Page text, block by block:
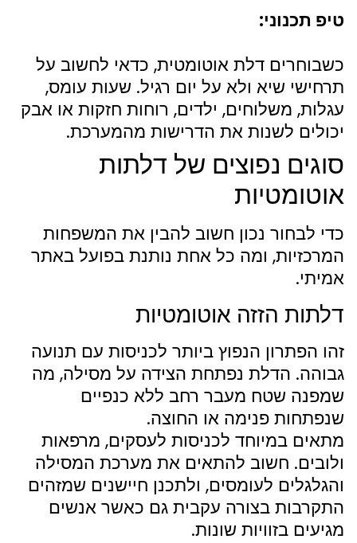
טיפ תכנוני:
כשבוחרים דלת אוטומטית, כדאי לחשוב על
תרחישי שיא ולא על יום רגיל. שעות עומס,
עגלות, משלוחים, ילדים, רוחות חזקות או אבק
יכולים לשנות את הדרישות מהמערכת.
סוגים נפוצים של דלתות
אוטומטיות
כדי לבחור נכון חשוב להבין את המשפחות
המרכזיות, ומה כל אחת נותנת בפועל באתר
אמיתי.
דלתות הזזה אוטומטיות
זהו הפתרון הנפוץ ביותר לכניסות עם תנועה
גבוהה. הדלת נפתחת הצידה על מסילה, מה
שמפנה שטח מעבר רחב ללא כנפיים
שנפתחות פנימה או החוצה.
מתאים במיוחד לכניסות לעסקים, מרפאות
ולובים. חשוב להתאים את מערכת המסילה
והגלגלים לעומסים, ולתכנן חיישנים שמזהים
התקרבות בצורה עקבית גם כאשר אנשים
מגיעים בזוויות שונות.